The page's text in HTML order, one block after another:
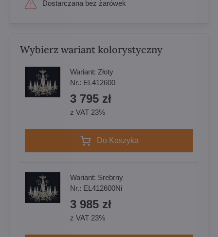
Dostarczana bez żarówek
Wybierz wariant kolorystyczny
Wariant: Złoty
Nr.: EL412600
3 795 zł
z VAT 23%
Do Koszyka
Wariant: Srebrny
Nr.: EL412600Ni
3 985 zł
z VAT 23%